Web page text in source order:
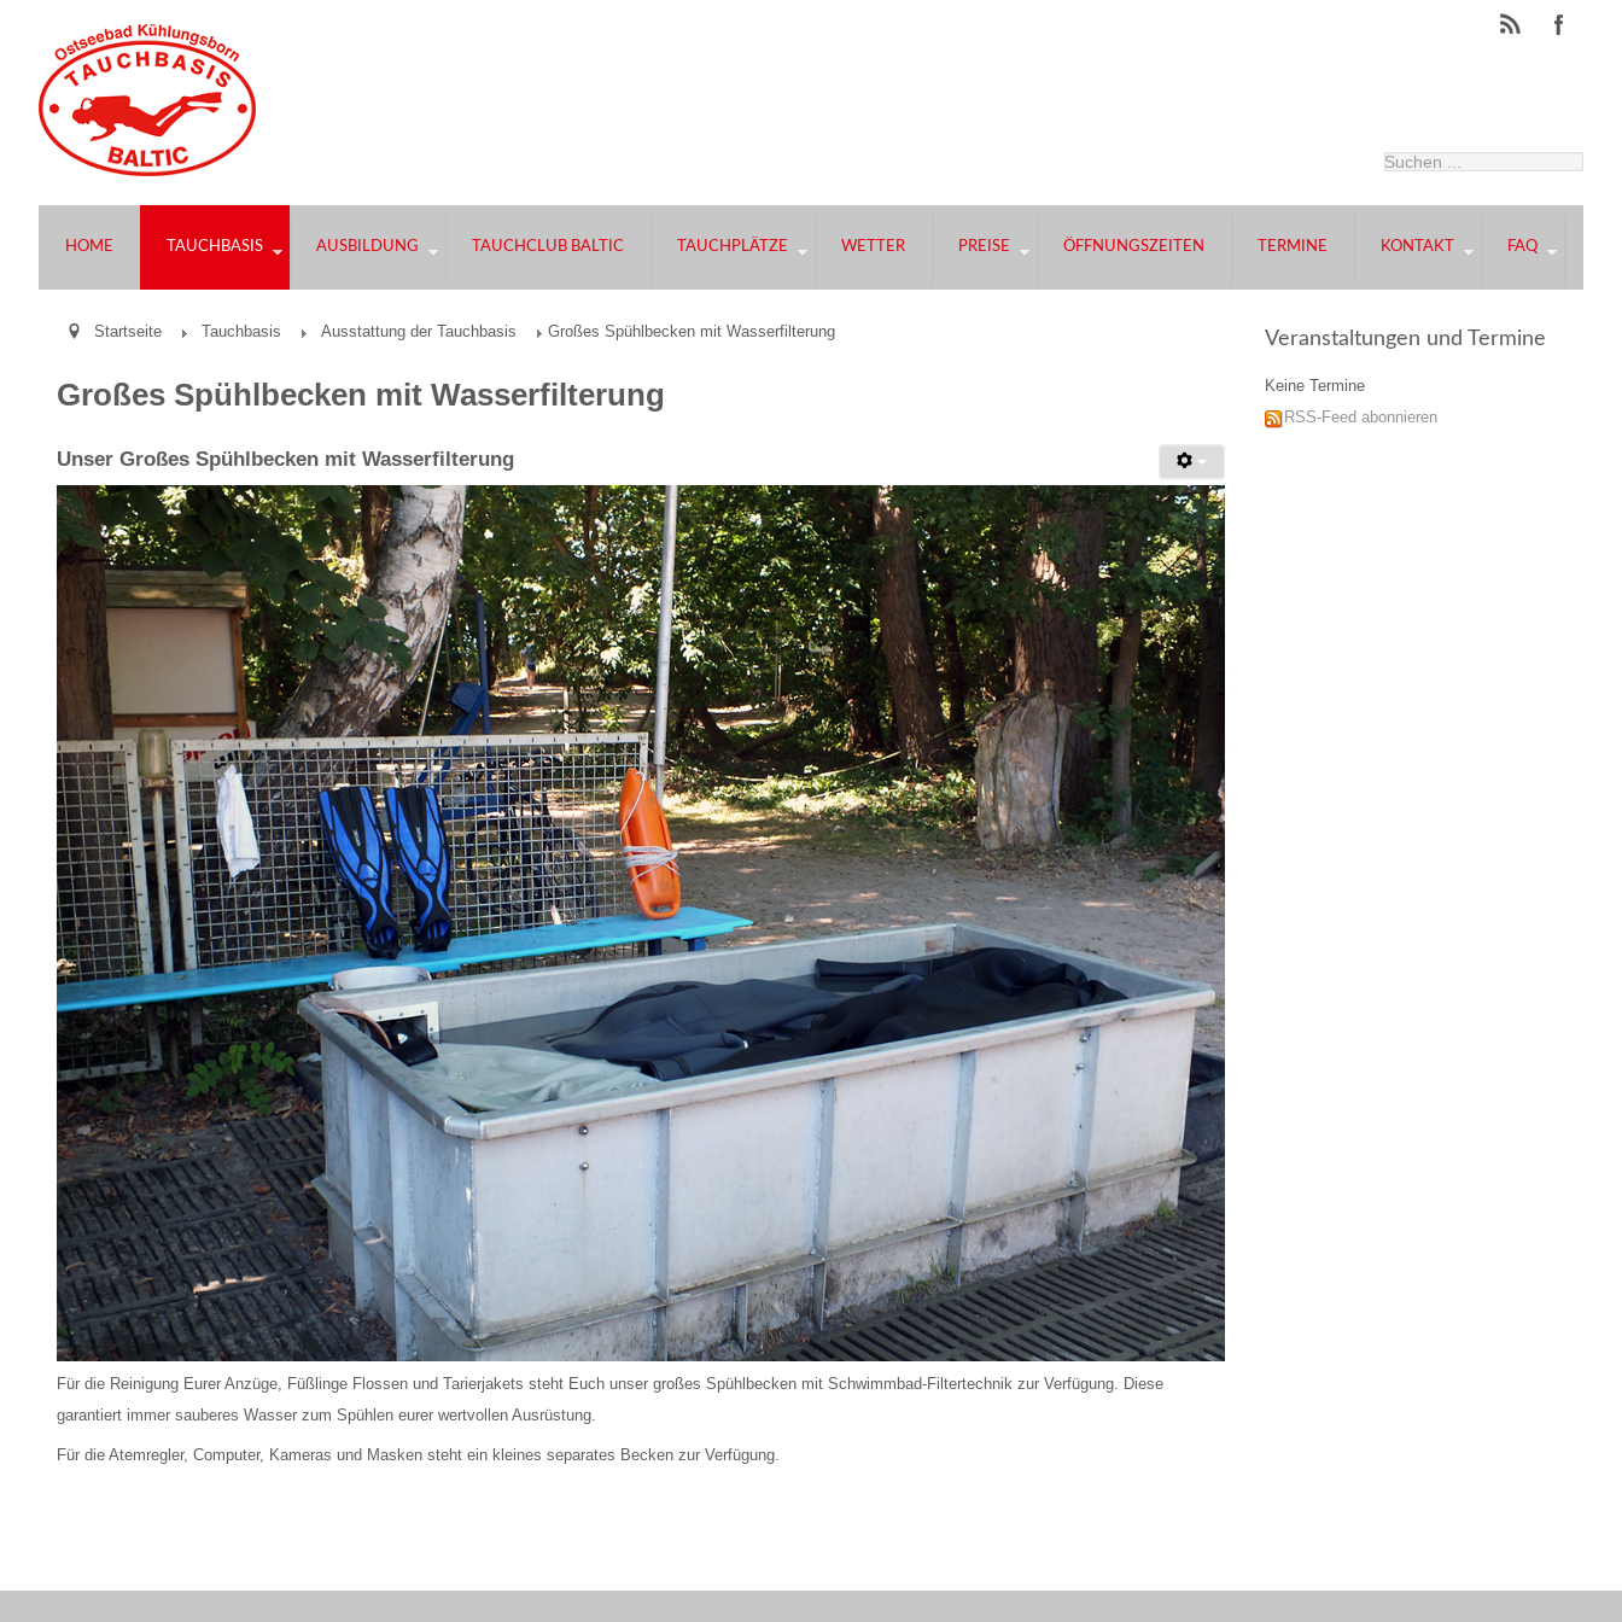
HOME TAUCHBASIS AUSBILDUNG TAUCHCLUB BALTIC TAUCHPLÄTZE WETTER PREISE ÖFFNUNGSZEITEN TERMINE KONTAKT FAQ
Veranstaltungen und Termine
Keine Termine
RSS-Feed abonnieren
Startseite Tauchbasis Ausstattung der Tauchbasis Großes Spühlbecken mit Wasserfilterung
Großes Spühlbecken mit Wasserfilterung
Unser Großes Spühlbecken mit Wasserfilterung
Für die Reinigung Eurer Anzüge, Füßlinge Flossen und Tarierjakets steht Euch unser großes Spühlbecken mit Schwimmbad-Filtertechnik zur Verfügung. Diese
garantiert immer sauberes Wasser zum Spühlen eurer wertvollen Ausrüstung.
Für die Atemregler, Computer, Kameras und Masken steht ein kleines separates Becken zur Verfügung.